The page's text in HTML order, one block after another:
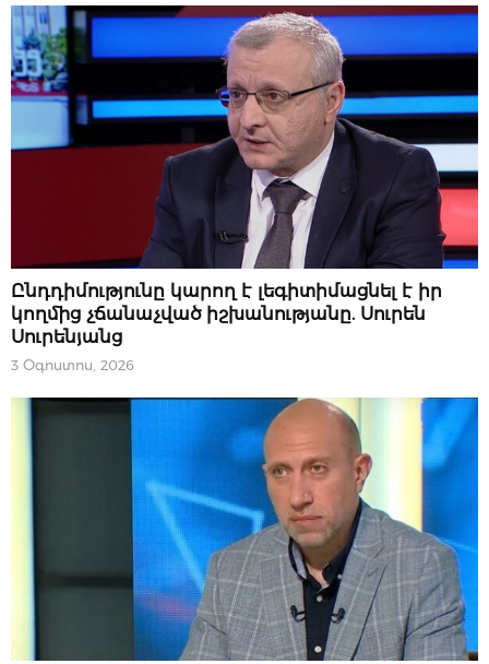
ԿԱՐԵՎՈՐԸ
Ընդդիմությունը կարող է լեգիտիմացնել է իր
կողմից չճանաչված իշխանությանը. Սուրեն
Սուրենյանց
3 Օգոստոս, 2026